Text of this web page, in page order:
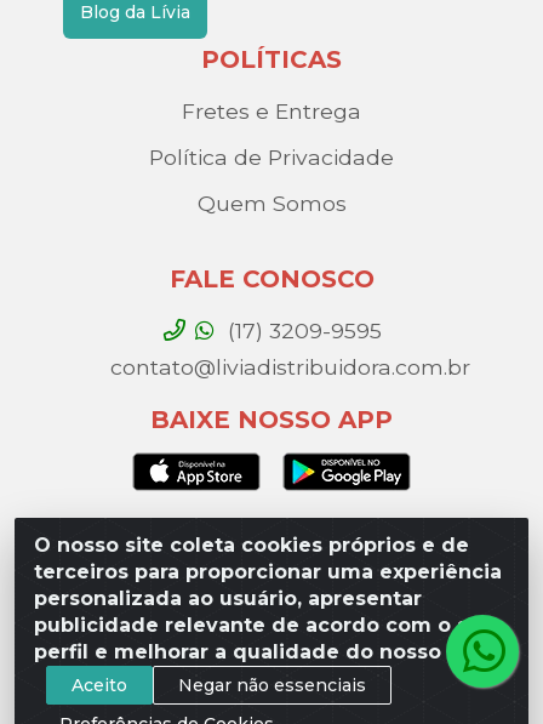
O nosso site coleta cookies próprios e de
terceiros para proporcionar uma experiência
personalizada ao usuário, apresentar
publicidade relevante de acordo com o seu
perfil e melhorar a qualidade do nosso site.
Aceito
Negar não essenciais
Blog da Lívia
POLÍTICAS
Fretes e Entrega
Política de Privacidade
Quem Somos
FALE CONOSCO
(17) 3209-9595
contato@liviadistribuidora.com.br
BAIXE NOSSO APP
Lívia Distribuidora - Av. Percy Gandini, 329 – Vila
Toninho, São José do Rio Preto / SP - CEP 15077-
000 - CNPJ 49.975.923/0003-10